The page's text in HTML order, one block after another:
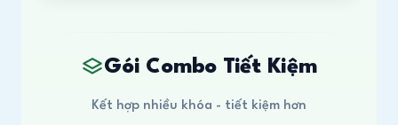
Gói Combo Tiết Kiệm
Kết hợp nhiều khóa - tiết kiệm hơn